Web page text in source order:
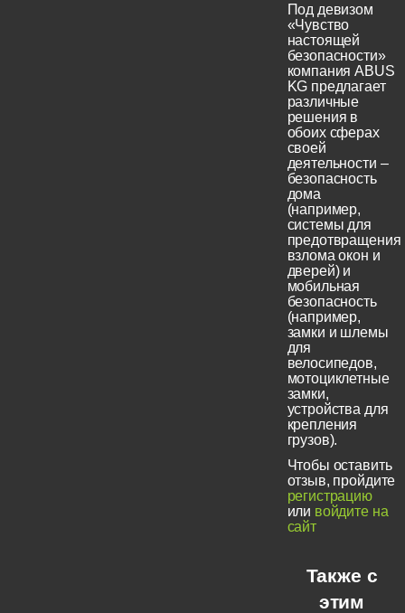
Под девизом
«Чувство
настоящей
безопасности»
компания ABUS
KG предлагает
различные
решения в
обоих сферах
своей
деятельности –
безопасность
дома
(например,
системы для
предотвращения
взлома окон и
дверей) и
мобильная
безопасность
(например,
замки и шлемы
для
велосипедов,
мотоциклетные
замки,
устройства для
крепления
грузов).
Чтобы оставить
отзыв, пройдите
регистрацию
или войдите на
сайт
Также с
этим